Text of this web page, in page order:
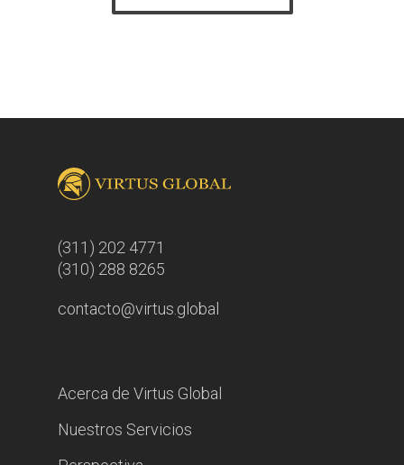
(311) 202 4771
(310) 288 8265
contacto@virtus.global
Acerca de Virtus Global
Nuestros Servicios